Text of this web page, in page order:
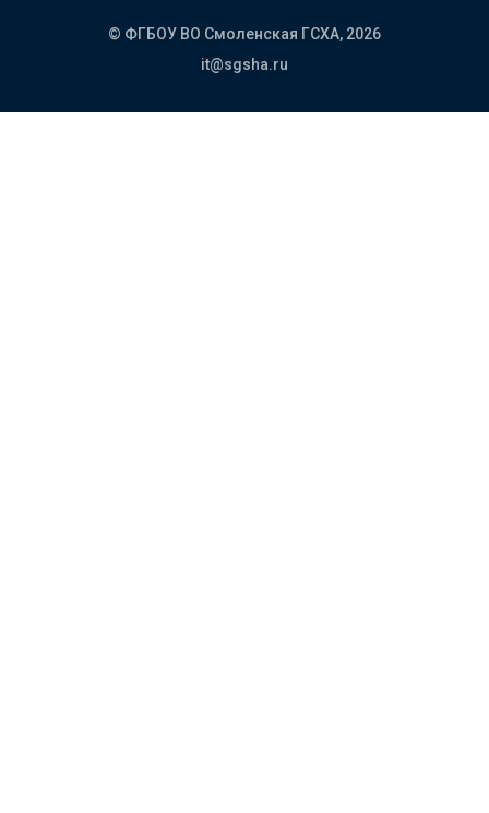
© ФГБОУ ВО Смоленская ГСХА, 2026
it@sgsha.ru